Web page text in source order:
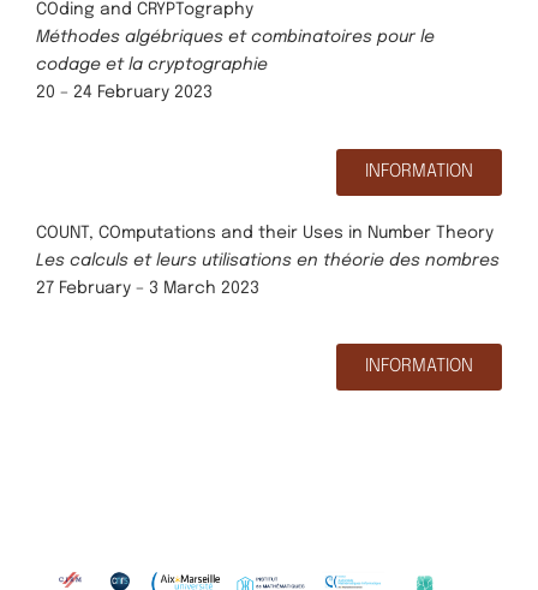
COding and CRYPTography
Méthodes algébriques et combinatoires pour le
codage et la cryptographie
20 – 24 February 2023
INFORMATION
COUNT, COmputations and their Uses in Number Theory
Les calculs et leurs utilisations en théorie des nombres
27 February – 3 March 2023
INFORMATION